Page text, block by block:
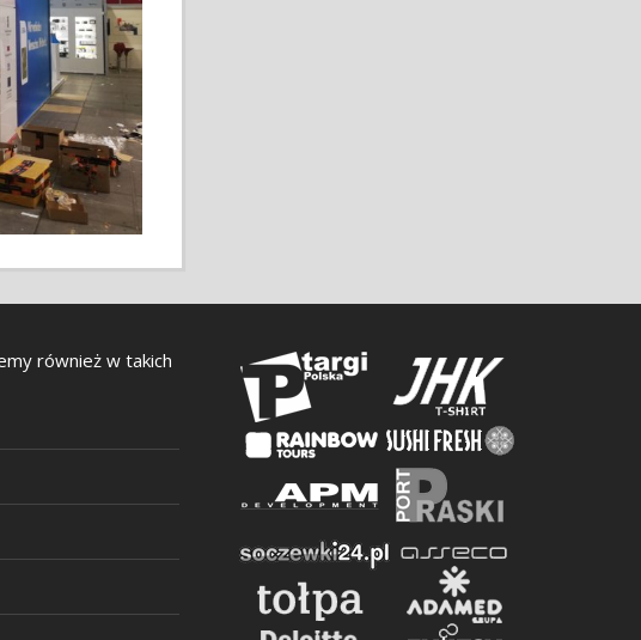
również w takich